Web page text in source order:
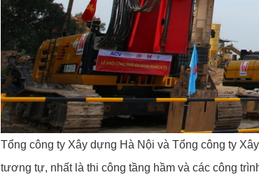
Tổng công ty Xây dựng Hà Nội và Tổng công ty
tương tự, nhất là thi công tầng hầm và các công